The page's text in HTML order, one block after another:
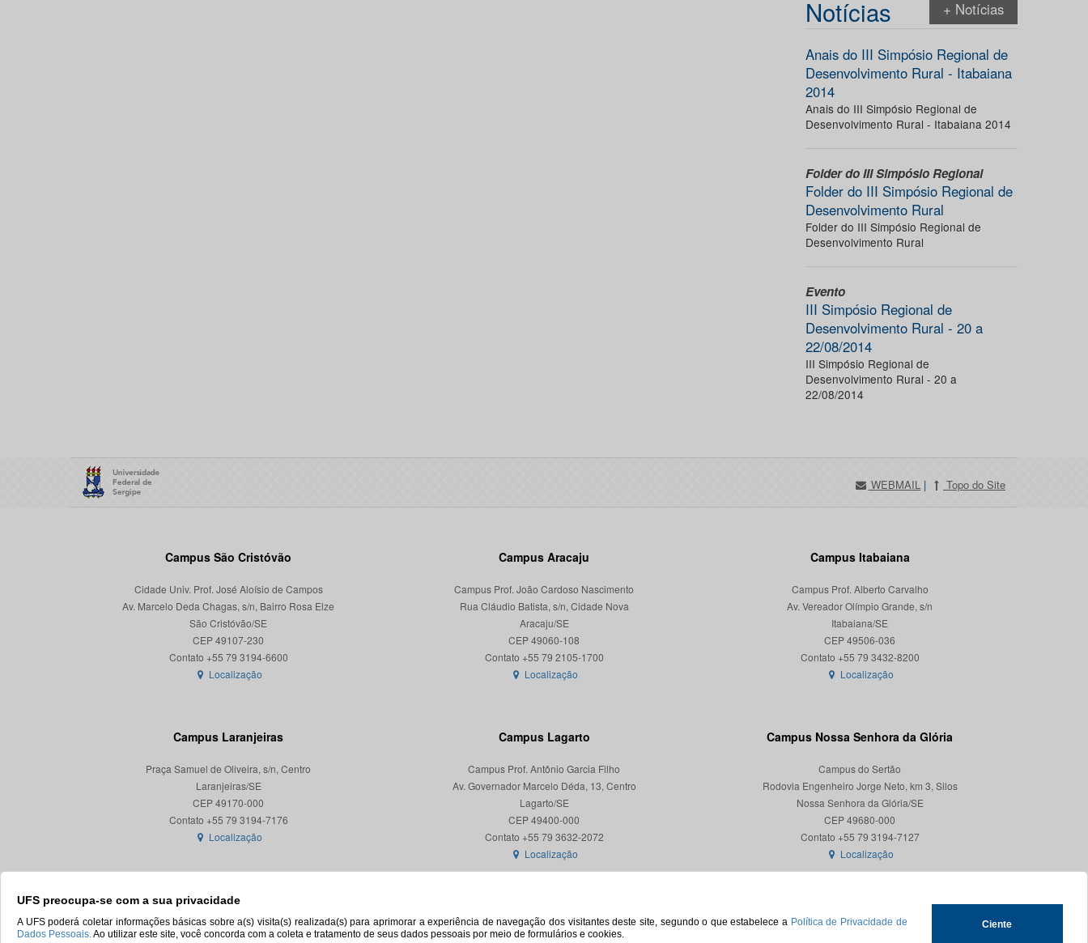
UFS preocupa-se com a sua privacidade
A UFS poderá coletar informações básicas sobre a(s) visita(s) realizada(s) para aprimorar a experiência de navegação dos visitantes deste site, segundo o que estabelece a Política de Privacidade de
Dados Pessoais.Ao utilizar este site, você concorda com a coleta e tratamento de seus dados pessoais por meio de formulários e cookies.
Ciente
Notícias + Notícias
Anais do III Simpósio Regional de
Desenvolvimento Rural - Itabaiana
2014
Anais do III Simpósio Regional de
Desenvolvimento Rural - Itabaiana 2014
Folder do III Simpósio Regional
Folder do III Simpósio Regional de
Desenvolvimento Rural
Folder do III Simpósio Regional de
Desenvolvimento Rural
Evento
III Simpósio Regional de
Desenvolvimento Rural - 20 a
22/08/2014
III Simpósio Regional de
Desenvolvimento Rural - 20 a
22/08/2014
WEBMAIL | Topo do Site
Campus São Cristóvão
Cidade Univ. Prof. José Aloísio de Campos
Av. Marcelo Deda Chagas, s/n, Bairro Rosa Elze
São Cristóvão/SE
CEP 49107-230
Localização
Campus Aracaju
Campus Prof. João Cardoso Nascimento
Rua Cláudio Batista, s/n, Cidade Nova
Aracaju/SE
CEP 49060-108
Localização
Campus Itabaiana
Campus Prof. Alberto Carvalho
Av. Vereador Olímpio Grande, s/n
Itabaiana/SE
CEP 49506-036
Localização
Campus Laranjeiras
Praça Samuel de Oliveira, s/n, Centro
Laranjeiras/SE
CEP 49170-000
Localização
Campus Lagarto
Campus Prof. Antônio Garcia Filho
Av. Governador Marcelo Déda, 13, Centro
Lagarto/SE
CEP 49400-000
Localização
Campus Nossa Senhora da Glória
Campus do Sertão
Rodovia Engenheiro Jorge Neto, km 3, Silos
Nossa Senhora da Glória/SE
CEP 49680-000
Contato +55 79 3194-7127
Localização